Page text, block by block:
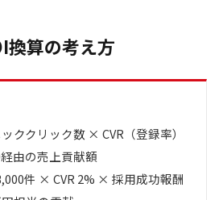
換算の考え方
ククリック数 × CVR（登録率）
由の売上貢献額
件 × CVR 2% × 採用成功報酬